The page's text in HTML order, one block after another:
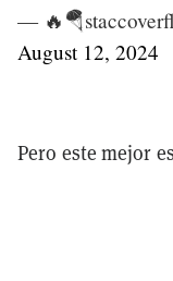
—
August 12, 2024
Pero este mejor